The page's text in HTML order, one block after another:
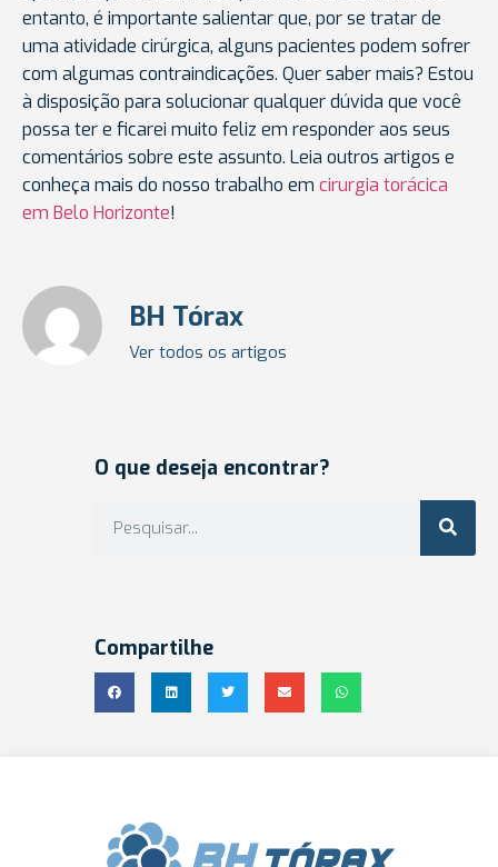
entanto, é importante salientar que, por se tratar de
uma atividade cirúrgica, alguns pacientes podem sofrer
com algumas contraindicações. Quer saber mais? Estou
à disposição para solucionar qualquer dúvida que você
possa ter e ficarei muito feliz em responder aos seus
comentários sobre este assunto. Leia outros artigos e
conheça mais do nosso trabalho em cirurgia torácica
em Belo Horizonte!
BH Tórax
Ver todos os artigos
O que deseja encontrar?
Compartilhe